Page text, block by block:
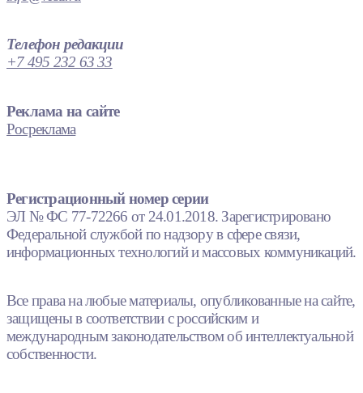
Телефон редакции
+7 495 232 63 33
Реклама на сайте
Росреклама
Регистрационный номер серии
ЭЛ № ФС 77-72266 от 24.01.2018. Зарегистрировано
Федеральной службой по надзору в сфере связи,
информационных технологий и массовых коммуникаций.
Все права на любые материалы, опубликованные на сайте,
защищены в соответствии с российским и
международным законодательством об интеллектуальной
собственности.